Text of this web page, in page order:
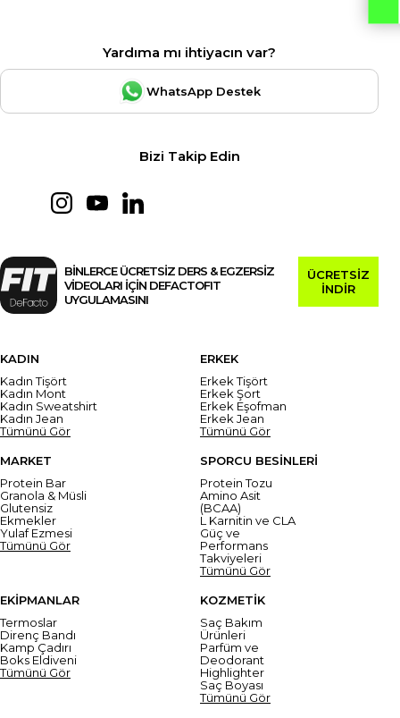
Yardıma mı ihtiyacın var?
WhatsApp Destek
Bizi Takip Edin
BİNLERCE ÜCRETSİZ DERS & EGZERSİZ
VİDEOLARI İÇİN DEFACTOFIT
UYGULAMASINI
ÜCRETSİZ
İNDİR
KADIN
Kadın Tişört
Kadın Mont
Kadın Sweatshirt
Kadın Jean
Tümünü Gör
ERKEK
Erkek Tişört
Erkek Şort
Erkek Eşofman
Erkek Jean
Tümünü Gör
MARKET
Protein Bar
Granola & Müsli
Glutensiz
Ekmekler
Yulaf Ezmesi
Tümünü Gör
SPORCU BESİNLERİ
Protein Tozu
Amino Asit
(BCAA)
L Karnitin ve CLA
Güç ve
Performans
Takviyeleri
Tümünü Gör
EKİPMANLAR
Termoslar
Direnç Bandı
Kamp Çadırı
Boks Eldiveni
Tümünü Gör
KOZMETİK
Saç Bakım
Ürünleri
Parfüm ve
Deodorant
Highlighter
Saç Boyası
Tümünü Gör